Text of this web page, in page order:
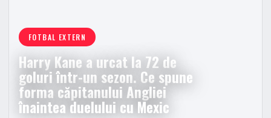
FOTBAL EXTERN
Harry Kane a urcat la 72 de
goluri într-un sezon. Ce spune
forma căpitanului Angliei
înaintea duelului cu Mexic